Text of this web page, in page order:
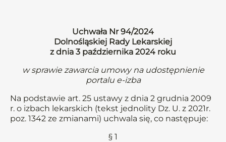
Uchwała Nr 94/2024
Dolnośląskiej Rady Lekarskiej
z dnia 3 października 2024 roku
w sprawie zawarcia umowy na udostępnienie
portalu e-izba
Na podstawie art. 25 ustawy z dnia 2 grudnia 2009
r. o izbach lekarskich (tekst jednolity Dz. U. z 2021r.
poz. 1342 ze zmianami) uchwala się, co następuje:
§ 1